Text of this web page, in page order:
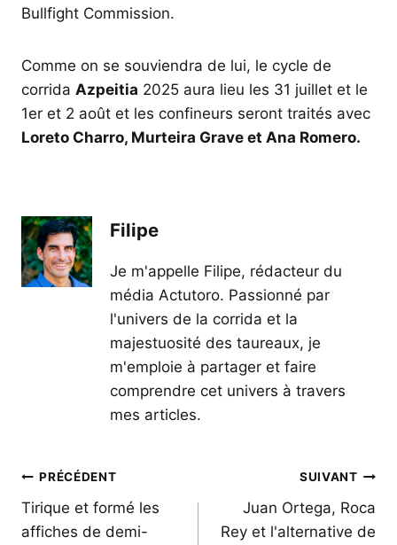
Bullfight Commission.
Comme on se souviendra de lui, le cycle de
corrida Azpeitia 2025 aura lieu les 31 juillet et le
1er et 2 août et les confineurs seront traités avec
Loreto Charro, Murteira Grave et Ana Romero.
Filipe
Je m'appelle Filipe, rédacteur du
média Actutoro. Passionné par
l'univers de la corrida et la
majestuosité des taureaux, je
m'emploie à partager et faire
comprendre cet univers à travers
mes articles.
Navigation
de
PRÉCÉDENT
Tirique et formé les
affiches de demi-
SUIVANT
Juan Ortega, Roca
Rey et l'alternative de